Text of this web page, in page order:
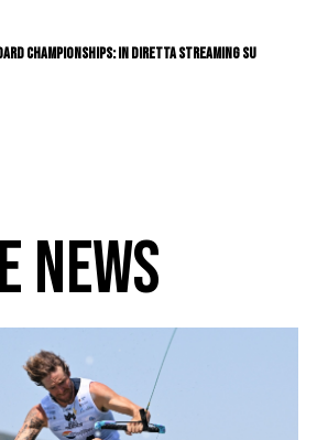
CHAMPIONSHIPS: IN DIRETTA STREAMING SU
NEWS